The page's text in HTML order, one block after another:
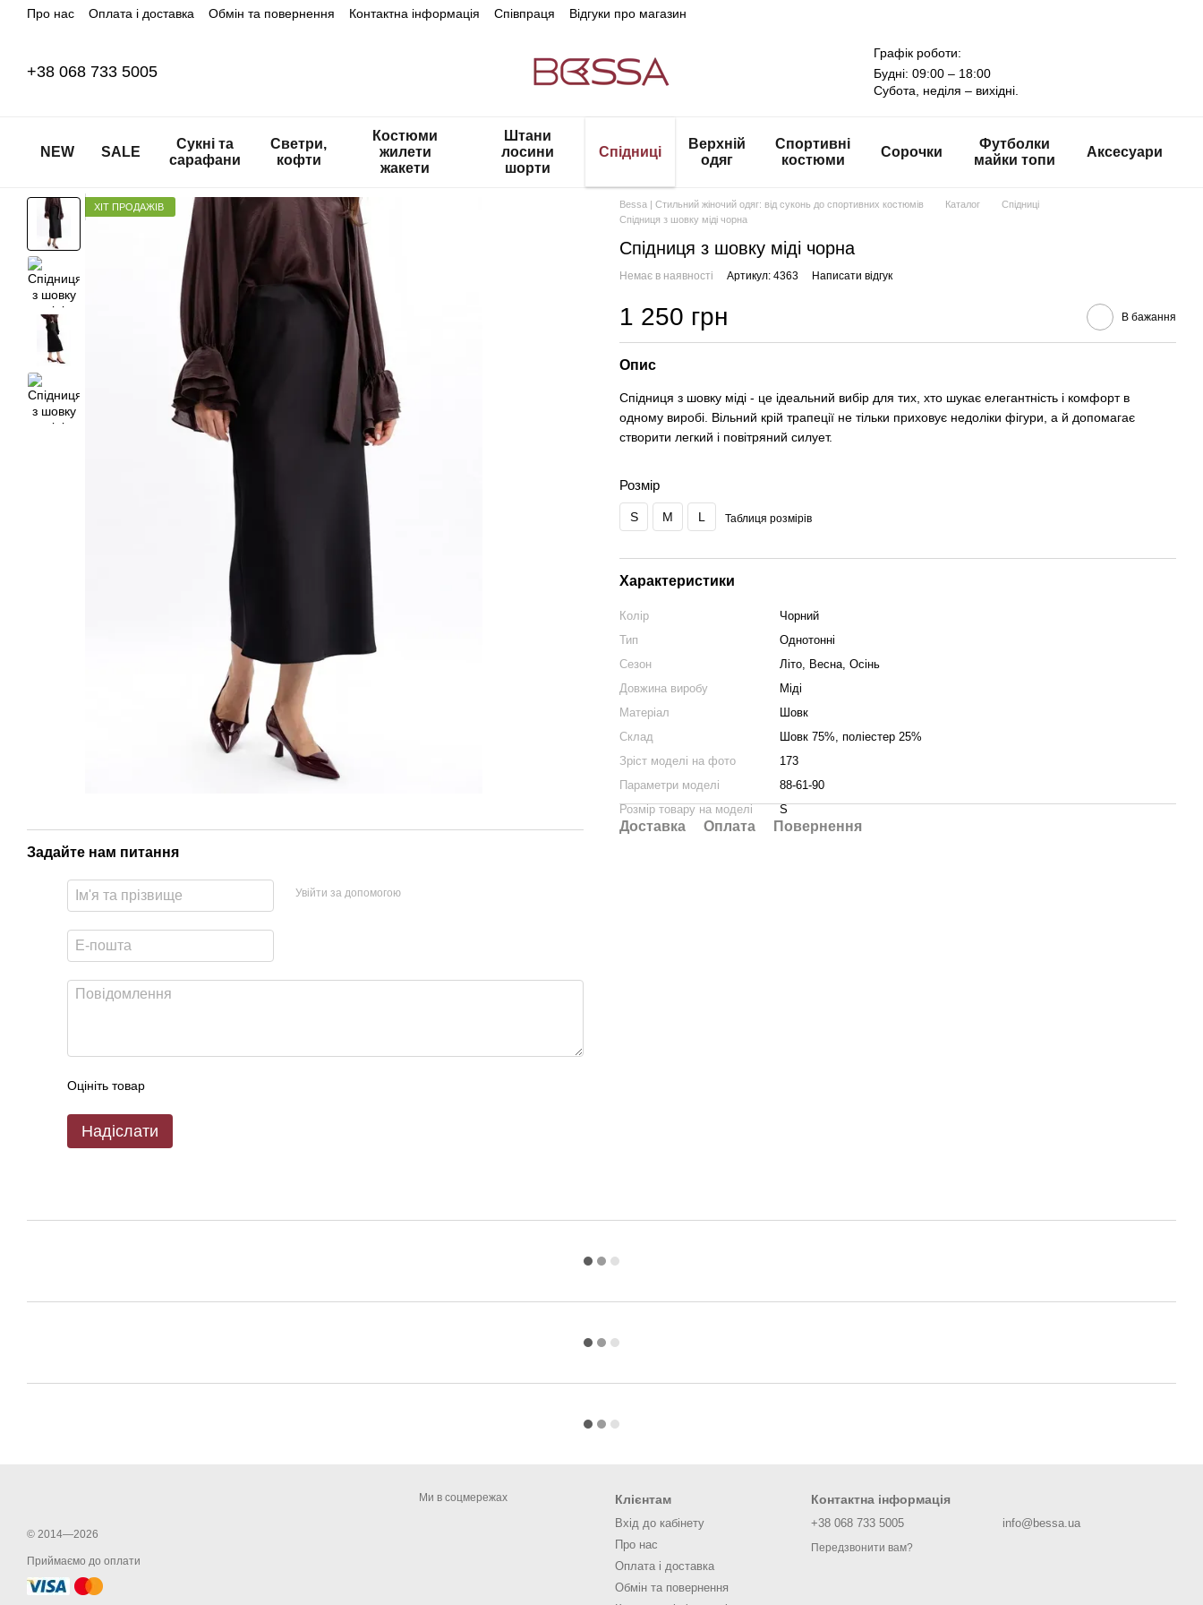
Перейти до основного контенту
Про нас Оплата і доставка Обмін та повернення Контактна інформація Співпраця Відгуки про магазин
+38 068 733 5005
Графік роботи:
Будні: 09:00 – 18:00
Субота, неділя – вихідні.
NEW SALE
Сукні та
сарафани
Светри,
кофти
Костюми
жилети
жакети
Штани
лосини
шорти
Спідниці
Верхній
одяг
Спортивні
костюми
Сорочки
Футболки
майки топи
Аксесуари
ХІТ ПРОДАЖІВ
Задайте нам питання
Увійти за допомогою
Оцініть товар
Надіслати
Bessa | Стильний жіночий одяг: від суконь до спортивних костюмів Каталог
Спідниці
Спідниця з шовку міді чорна
Спідниця з шовку міді чорна
Немає в наявності Артикул: 4363 Написати відгук
1 250 грн В бажання
Опис
Cпідниця з шовку міді - це ідеальний вибір для тих, хто шукає елегантність і комфорт в
одному виробі. Вільний крій трапеції не тільки приховує недоліки фігури, а й допомагає
створити легкий і повітряний силует.
Розмір
S M L Таблиця розмірів
Характеристики
Колір
Чорний
Тип
Однотонні
Сезон
Літо, Весна, Осінь
Довжина виробу
Міді
Матеріал
Шовк
Склад
Шовк 75%, поліестер 25%
Зріст моделі на фото
173
Параметри моделі
88-61-90
Розмір товару на моделі
S
Доставка Оплата Повернення
© 2014—2026
Приймаємо до оплати
Ми в соцмережах Клієнтам
Вхід до кабінету
Про нас
Оплата і доставка
Обмін та повернення
Контактна інформація
+38 068 733 5005
Передзвонити вам?
info@bessa.ua